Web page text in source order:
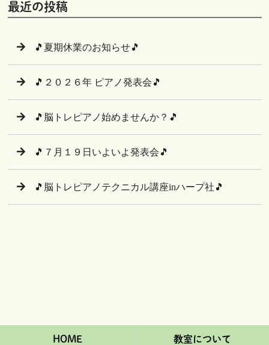
最近の投稿
🎵夏期休業のお知らせ🎵
🎵２０２６年 ピアノ発表会🎵
🎵脳トレピアノ始めませんか？🎵
🎵７月１９日いよいよ発表会🎵
🎵脳トレピアノテクニカル講座inハープ社🎵
HOME 教室について